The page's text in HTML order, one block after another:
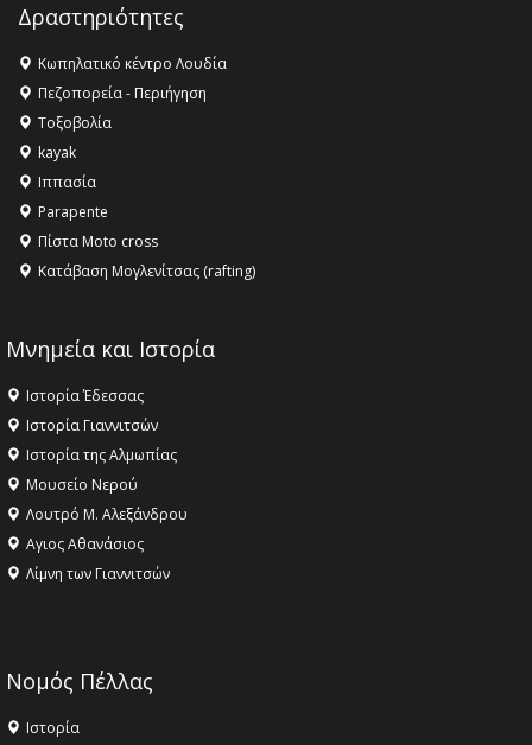
16:27 - Όλυμπος: Εντάχθηκε στον Κατάλογο Παγκόσμιας
Κληρονομιάς της UNESCO – Ομόφωνη η απόφαση Ο
Όλυμπος αναγνωρίστηκε ως φυσικό και πολιτιστικό
αγαθό εξέχουσας οικουμενικής αξίας για την
ανθρωπότητα
16:18 -
ΣΤΗΝ ΕΔΕΣΣΑ
Δραστηριότητες
Κωπηλατικό κέντρο Λουδία
Πεζοπορεία - Περιήγηση
Τοξοβολία
kayak
Ιππασία
Parapente
Πίστα Moto cross
Κατάβαση Μογλενίτσας (rafting)
Μνημεία και Ιστορία
Ιστορία Έδεσσας
Ιστορία Γιαννιτσών
Ιστορία της Αλμωπίας
Μουσείο Νερού
Λουτρό Μ. Αλεξάνδρου
Αγιος Αθανάσιος
Λίμνη των Γιαννιτσών
Νομός Πέλλας
Ιστορία